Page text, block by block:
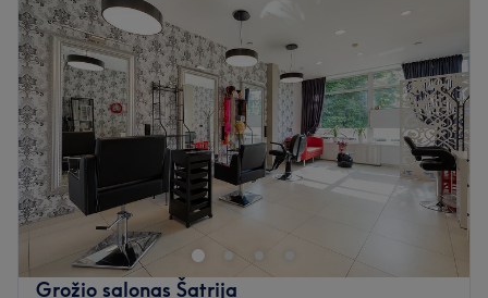
Trečiadienis
20:30
Ketvirtadienis
08:00
20:30
Penktadienis
– 20:30
Šeštadienis
08:00 –20:00
Sekmadienis
10:00 18:00
Salone įsikūrę specialistai visada pasiruošę darbui.
Klientų patogumui, salonas dirba 7 dienas per savaitę -
sekmadienį - pagal išankstinį susitarimą.
Kviečiame registruotis iš anksto – taip mes užtikrinsime
Jums patogų laiką ir daugiau komforto ! 😊+370 620 98
Grožio salonas Šatrija